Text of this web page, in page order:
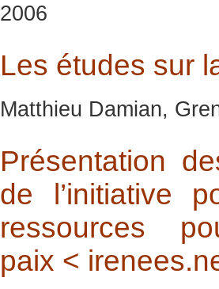
2006
Les études sur
Matthieu Damian,
Présentation
de l’initiative
ressources
paix <